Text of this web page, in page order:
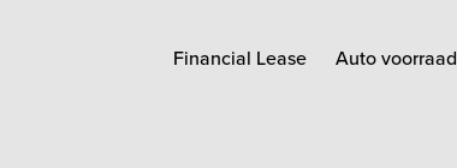
Financial Lease Auto voorraad